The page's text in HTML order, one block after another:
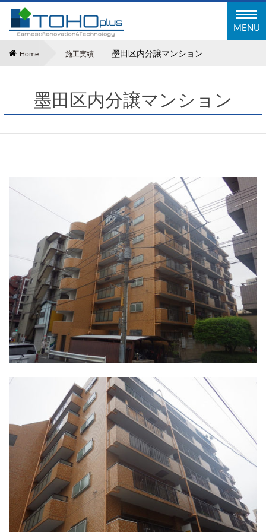
東邦塗装工業株式会社
MENU
Home 施⼯実績 墨田区内分譲マンション
墨田区内分譲マンション